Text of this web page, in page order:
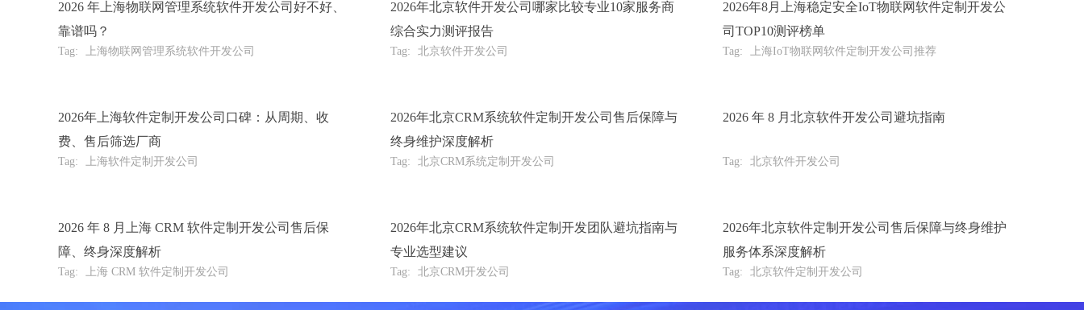
2026 年上海物联网管理系统软件开发公司好不好、
靠谱吗？
Tag: 上海物联网管理系统软件开发公司
2026年北京软件开发公司哪家比较专业10家服务商
综合实力测评报告
Tag: 北京软件开发公司
2026年8月上海稳定安全IoT物联网软件定制开发公
司TOP10测评榜单
Tag: 上海IoT物联网软件定制开发公司推荐
2026年上海软件定制开发公司口碑：从周期、收
费、售后筛选厂商
Tag: 上海软件定制开发公司
2026年北京CRM系统软件定制开发公司售后保障与
终身维护深度解析
Tag: 北京CRM系统定制开发公司
2026 年 8 月北京软件开发公司避坑指南
Tag: 北京软件开发公司
2026 年 8 月上海 CRM 软件定制开发公司售后保
障、终身深度解析
Tag: 上海 CRM 软件定制开发公司
2026年北京CRM系统软件定制开发团队避坑指南与
专业选型建议
Tag: 北京CRM开发公司
2026年北京软件定制开发公司售后保障与终身维护
服务体系深度解析
Tag: 北京软件定制开发公司